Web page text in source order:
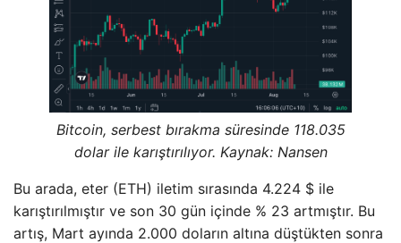
Bitcoin, serbest bırakma süresinde 118.035
dolar ile karıştırılıyor. Kaynak: Nansen
Bu arada, eter (ETH) iletim sırasında 4.224 $ ile
karıştırılmıştır ve son 30 gün içinde % 23 artmıştır. Bu
artış, Mart ayında 2.000 doların altına düştükten sonra